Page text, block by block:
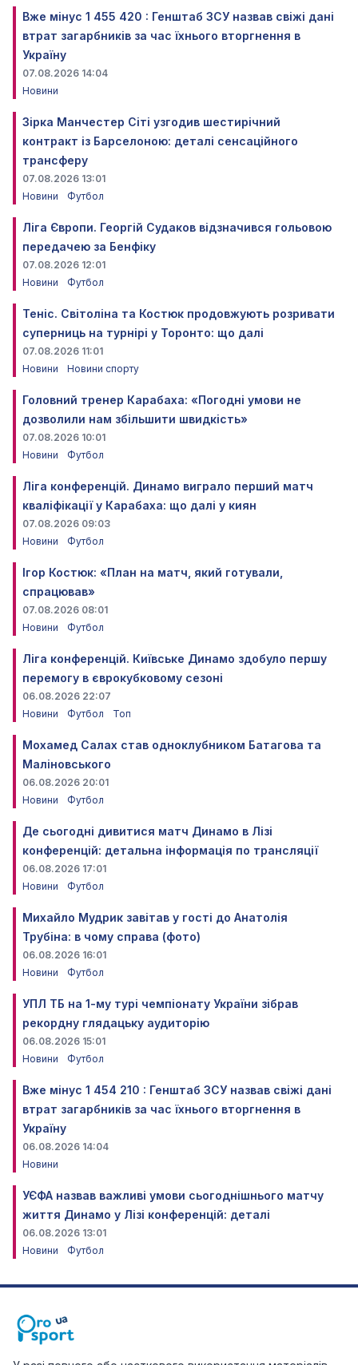
Вже мінус 1 455 420 : Генштаб ЗСУ назвав свіжі дані
втрат загарбників за час їхнього вторгнення в
Україну
07.08.2026 14:04
Новини
Зірка Манчестер Сіті узгодив шестирічний
контракт із Барселоною: деталі сенсаційного
трансферу
07.08.2026 13:01
Новини
Футбол
Ліга Європи. Георгій Судаков відзначився гольовою
передачею за Бенфіку
07.08.2026 12:01
Новини
Футбол
Теніс. Світоліна та Костюк продовжують розривати
суперниць на турнірі у Торонто: що далі
07.08.2026 11:01
Новини
Новини спорту
Головний тренер Карабаха: «Погодні умови не
дозволили нам збільшити швидкість»
07.08.2026 10:01
Новини
Футбол
Ліга конференцій. Динамо виграло перший матч
кваліфікації у Карабаха: що далі у киян
07.08.2026 09:03
Новини
Футбол
Ігор Костюк: «План на матч, який готували,
спрацював»
07.08.2026 08:01
Новини
Футбол
Ліга конференцій. Київське Динамо здобуло першу
перемогу в єврокубковому сезоні
06.08.2026 22:07
Новини
Футбол Топ
Мохамед Салах став одноклубником Батагова та
Маліновського
06.08.2026 20:01
Новини
Футбол
Де сьогодні дивитися матч Динамо в Лізі
конференцій: детальна інформація по трансляції
06.08.2026 17:01
Новини
Футбол
Михайло Мудрик завітав у гості до Анатолія
Трубіна: в чому справа (фото)
06.08.2026 16:01
Новини
Футбол
УПЛ ТБ на 1-му турі чемпіонату України зібрав
рекордну глядацьку аудиторію
06.08.2026 15:01
Новини
Футбол
Вже мінус 1 454 210 : Генштаб ЗСУ назвав свіжі дані
втрат загарбників за час їхнього вторгнення в
Україну
06.08.2026 14:04
Новини
УЄФА назвав важливі умови сьогоднішнього матчу
життя Динамо у Лізі конференцій: деталі
06.08.2026 13:01
Новини
Футбол